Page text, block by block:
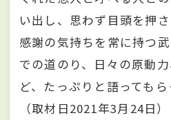
い出し、思わず目頭を押
感謝の気持ちを常に持つ
での道のり、日々の原動
ど、たっぷりと語ってもら
（取材日2021年3月24日）